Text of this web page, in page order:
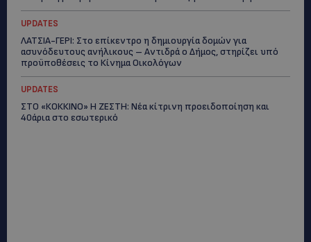
UPDATES
ΛΑΤΣΙΑ-ΓΕΡΙ: Στο επίκεντρο η δημιουργία δομών για
ασυνόδευτους ανήλικους – Αντιδρά ο Δήμος, στηρίζει υπό
προϋποθέσεις το Κίνημα Οικολόγων
UPDATES
ΣΤΟ «ΚΟΚΚΙΝΟ» Η ΖΕΣΤΗ: Νέα κίτρινη προειδοποίηση και
40άρια στο εσωτερικό